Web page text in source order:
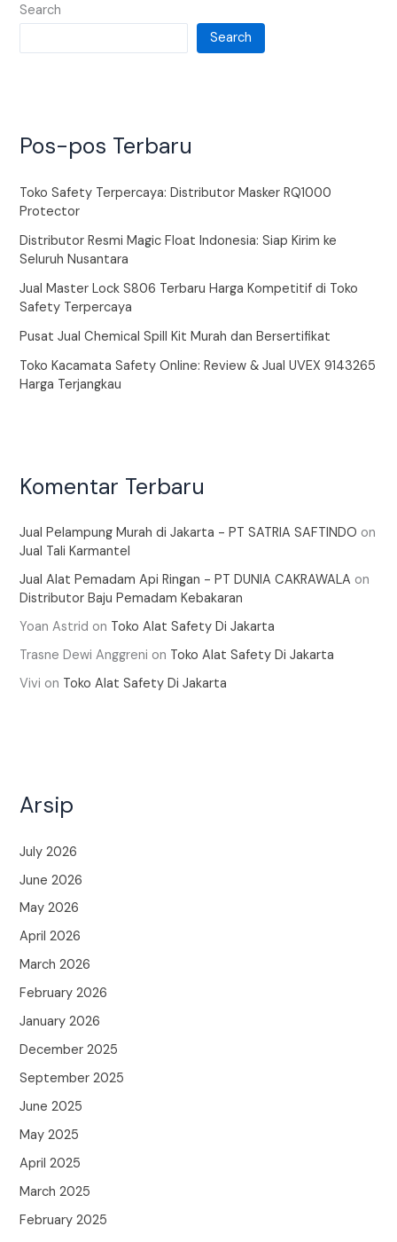
Search
Search
Pos-pos Terbaru
Toko Safety Terpercaya: Distributor Masker RQ1000
Protector
Distributor Resmi Magic Float Indonesia: Siap Kirim ke
Seluruh Nusantara
Jual Master Lock S806 Terbaru Harga Kompetitif di Toko
Safety Terpercaya
Pusat Jual Chemical Spill Kit Murah dan Bersertifikat
Toko Kacamata Safety Online: Review & Jual UVEX 9143265
Harga Terjangkau
Komentar Terbaru
Jual Pelampung Murah di Jakarta - PT SATRIA SAFTINDO on
Jual Tali Karmantel
Jual Alat Pemadam Api Ringan - PT DUNIA CAKRAWALA on
Distributor Baju Pemadam Kebakaran
Yoan Astrid on Toko Alat Safety Di Jakarta
Trasne Dewi Anggreni on Toko Alat Safety Di Jakarta
Vivi on Toko Alat Safety Di Jakarta
Arsip
July 2026
June 2026
May 2026
April 2026
March 2026
February 2026
January 2026
December 2025
September 2025
June 2025
May 2025
April 2025
March 2025
February 2025